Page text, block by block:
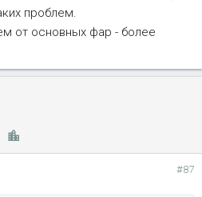
проблем.
от основных фар - более
#87